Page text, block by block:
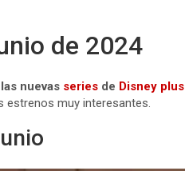
de 2024
las nuevas series de Disney plus
estrenos muy interesantes.